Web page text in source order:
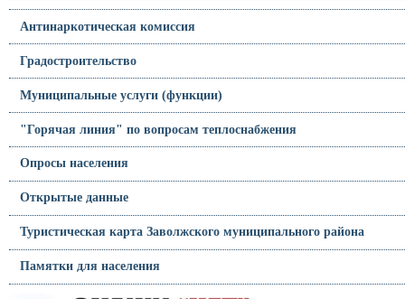
Антинаркотическая комиссия
Градостроительство
Муниципальные услуги (функции)
"Горячая линия" по вопросам теплоснабжения
Опросы населения
Открытые данные
Туристическая карта Заволжского муниципального района
Памятки для населения